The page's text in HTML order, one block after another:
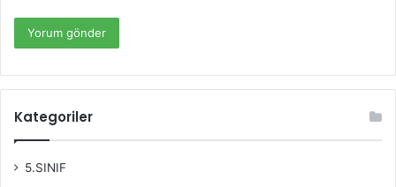
Kategoriler
5.SINIF